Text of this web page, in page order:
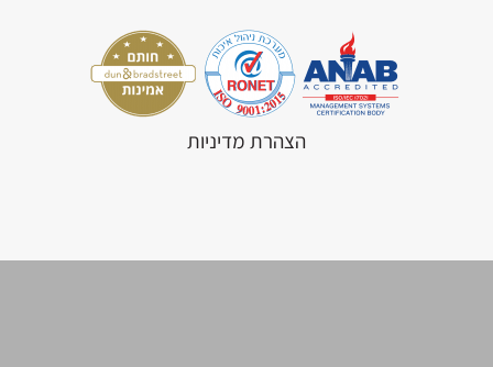
הצהרת מדיניות